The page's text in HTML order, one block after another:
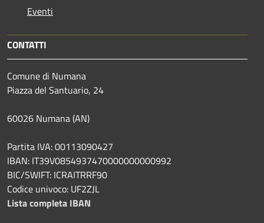
Eventi
CONTATTI
Comune di Numana
Piazza del Santuario, 24
60026 Numana (AN)
Partita IVA: 00113090427
IBAN: IT39V0854937470000000000992
BIC/SWIFT: ICRAITRRF90
Codice univoco: UF2ZJL
Lista completa IBAN